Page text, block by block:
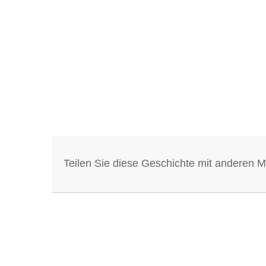
Teilen Sie diese Geschichte mit anderen